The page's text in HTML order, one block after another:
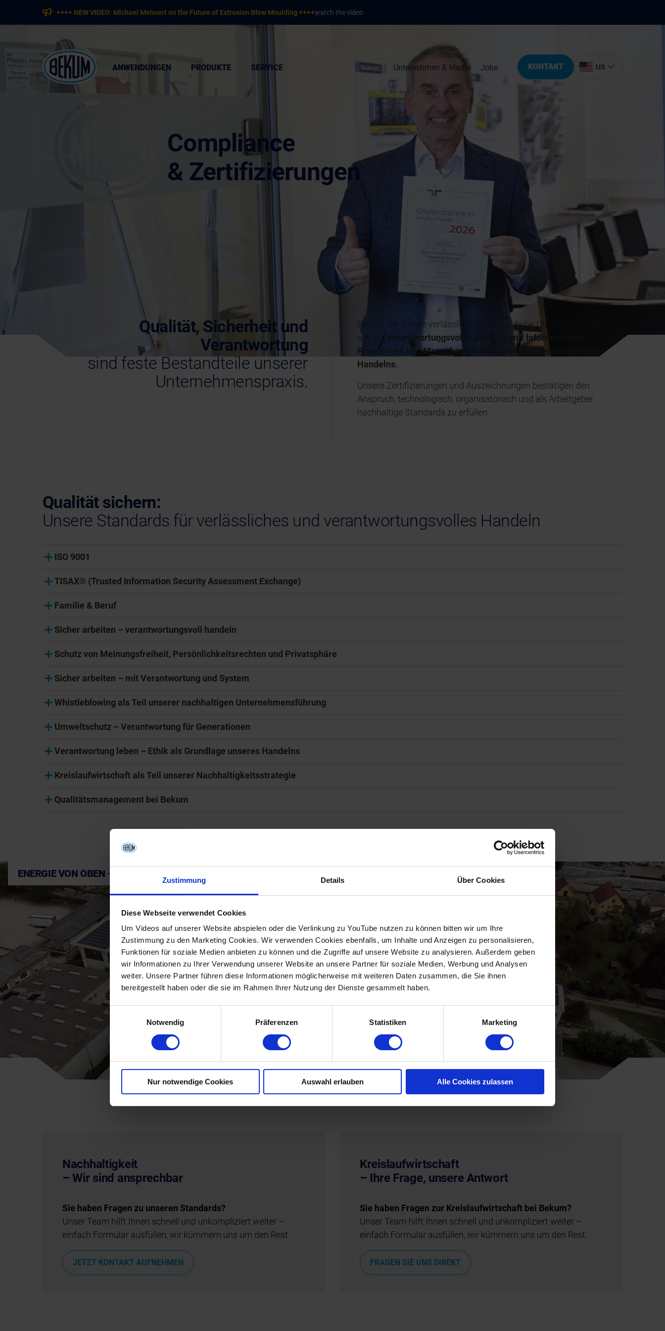
Zustimmung Details Über Cookies
Diese Webseite verwendet Cookies
Um Videos auf unserer Website abspielen oder die Verlinkung zu YouTube nutzen zu können bitten wir um Ihre
Zustimmung zu den Marketing Cookies. Wir verwenden Cookies ebenfalls, um Inhalte und Anzeigen zu personalisieren,
Funktionen für soziale Medien anbieten zu können und die Zugriffe auf unsere Website zu analysieren. Außerdem geben
wir Informationen zu Ihrer Verwendung unserer Website an unsere Partner für soziale Medien, Werbung und Analysen
weiter. Unsere Partner führen diese Informationen möglicherweise mit weiteren Daten zusammen, die Sie ihnen
bereitgestellt haben oder die sie im Rahmen Ihrer Nutzung der Dienste gesammelt haben.
Notwendig
Präferenzen Statistiken Marketing
Nur notwendige Cookies Auswahl erlauben Alle Cookies zulassen
++++ NEW VIDEO: Michael Mehnert on the Future of Extrusion Blow Moulding ++++watch the video
ANWENDUNGEN PRODUKTE SERVICE Unternehmen & Media Jobs KONTAKT US
Compliance
& Zertifizierungen
Qualität, Sicherheit und
Verantwortung
sind feste Bestandteile unserer
Unternehmenspraxis.
Bei Bekum stehen verlässliche Prozesse, hohe Qualitätsstandards
und ein verantwortungsvoller Umgang mit Informationen,
Ressourcen und Menschen im Mittelpunkt unseres täglichen
Handelns.
Unsere Zertifizierungen und Auszeichnungen bestätigen den
Anspruch, technologisch, organisatorisch und als Arbeitgeber
nachhaltige Standards zu erfüllen.
Qualität sichern:
Unsere Standards für verlässliches und verantwortungsvolles Handeln
ISO 9001
TISAX® (Trusted Information Security Assessment Exchange)
Familie & Beruf
Sicher arbeiten – verantwortungsvoll handeln
Schutz von Meinungsfreiheit, Persönlichkeitsrechten und Privatsphäre
Sicher arbeiten – mit Verantwortung und System
Whistleblowing als Teil unserer nachhaltigen Unternehmensführung
Umweltschutz – Verantwortung für Generationen
Verantwortung leben – Ethik als Grundlage unseres Handelns
Kreislaufwirtschaft als Teil unserer Nachhaltigkeitsstrategie
Qualitätsmanagement bei Bekum
ENERGIE VON OBEN – VERANTWORTUNG IM BLICK
Nachhaltigkeit
– Wir sind ansprechbar
Sie haben Fragen zu unseren Standards?
Unser Team hilft Ihnen schnell und unkompliziert weiter –
einfach Formular ausfüllen, wir kümmern uns um den Rest.
JETZT KONTAKT AUFNEHMEN
Kreislaufwirtschaft
– Ihre Frage, unsere Antwort
Sie haben Fragen zur Kreislaufwirtschaft bei Bekum?
Unser Team hilft Ihnen schnell und unkompliziert weiter –
einfach Formular ausfüllen, wir kümmern uns um den Rest.
FRAGEN SIE UNS DIREKT